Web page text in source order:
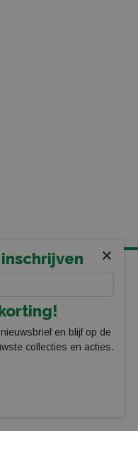
×
en blijf op de
collecties en acties.